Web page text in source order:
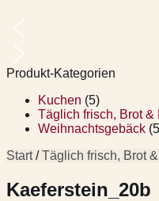
Produkt-Kategorien
Kuchen (5)
Täglich frisch, Brot &
Weihnachtsgebäck
Start/Täglich frisch, Brot
Kaeferstein_20b